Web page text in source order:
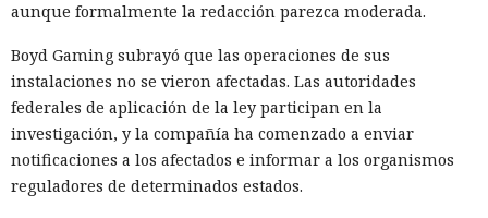
aunque formalmente la redacción parezca moderada.
Boyd Gaming subrayó que las operaciones de sus
instalaciones no se vieron afectadas. Las autoridades
federales de aplicación de la ley participan en la
investigación, y la compañía ha comenzado a enviar
notificaciones a los afectados e informar a los organismos
reguladores de determinados estados.